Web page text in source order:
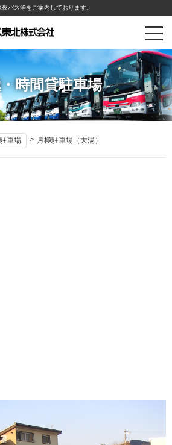
バス等をご案内しております。
時間貸駐車場
車場 月極駐車場（大湯）